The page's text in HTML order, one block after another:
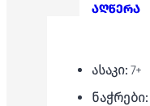
აღწერა
ასაკი: 7+
ნაჭრები: